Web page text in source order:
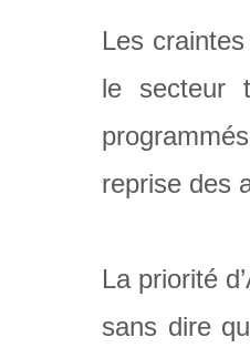
Les
le secteur
reprise des
La priorité
sans dire